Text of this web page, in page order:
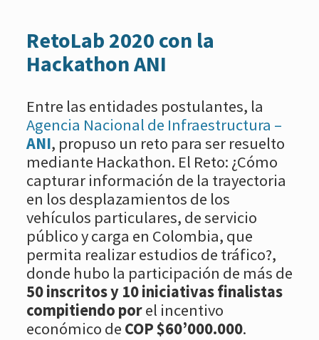
RetoLab 2020 con la
Hackathon ANI
Entre las entidades postulantes, la
Agencia Nacional de Infraestructura –
ANI, propuso un reto para ser resuelto
mediante Hackathon. El Reto: ¿Cómo
capturar información de la trayectoria
en los desplazamientos de los
vehículos particulares, de servicio
público y carga en Colombia, que
permita realizar estudios de tráfico?,
donde hubo la participación de más de
50 inscritos y 10 iniciativas finalistas
compitiendo porel incentivo
económico de COP $60’000.000.